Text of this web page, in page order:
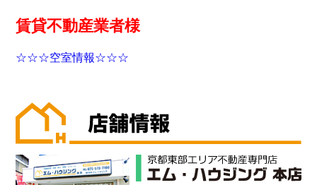
賃貸不動産業者様
☆☆☆空室情報☆☆☆